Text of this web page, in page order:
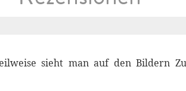
sieht man auf den Bildern